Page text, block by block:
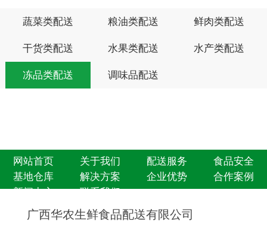
蔬菜类配送 粮油类配送 鲜肉类配送
干货类配送 水果类配送 水产类配送
冻品类配送 调味品配送
网站首页 关于我们 配送服务
食品安全
基地仓库
解决方案 企业优势
合作案例
新闻中心
联系我们
广西华农生鲜食品配送有限公司